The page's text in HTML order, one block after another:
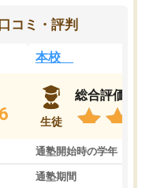
コミ・評判
本校
生徒
総合評価
通塾開始時の学年
通塾期間